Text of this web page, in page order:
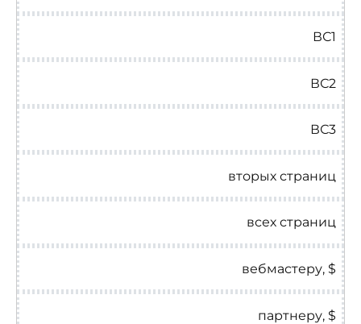
ВС1
ВС2
ВС3
вторых страниц
всех страниц
вебмастеру, $
партнеру, $